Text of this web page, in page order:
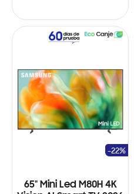
65" Mini Led M80H 4K
-22%